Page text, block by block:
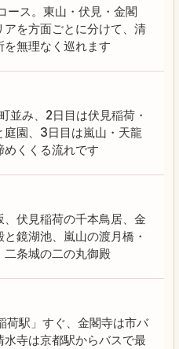
ース。東山・伏見・金閣
を方面ごとに分けて、清
無理なく巡れます
並み、2日目は伏見稲荷・
園、3日目は嵐山・天龍
くくる流れです
伏見稲荷の千本鳥居、金
鏡湖池、嵐山の渡月橋・
条城の二の丸御殿
荷駅」すぐ、金閣寺は市バ
寺は京都駅からバスで最